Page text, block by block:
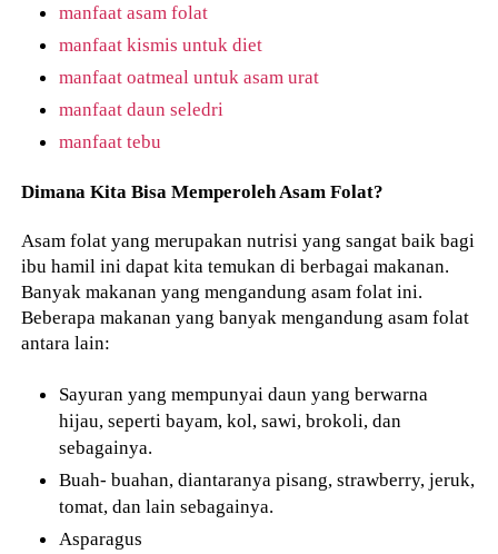
manfaat asam folat
manfaat kismis untuk diet
manfaat oatmeal untuk asam urat
manfaat daun seledri
manfaat tebu
Dimana Kita Bisa Memperoleh Asam Folat?
Asam folat yang merupakan nutrisi yang sangat baik bagi
ibu hamil ini dapat kita temukan di berbagai makanan.
Banyak makanan yang mengandung asam folat ini.
Beberapa makanan yang banyak mengandung asam folat
antara lain:
Sayuran yang mempunyai daun yang berwarna
hijau, seperti bayam, kol, sawi, brokoli, dan
sebagainya.
Buah- buahan, diantaranya pisang, strawberry, jeruk,
tomat, dan lain sebagainya.
Asparagus